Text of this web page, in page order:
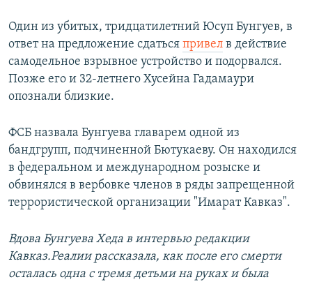
Один из убитых, тридцатилетний Юсуп Бунгуев, в
ответ на предложение сдаться привел в действие
самодельное взрывное устройство и подорвался.
Позже его и 32-летнего Хусейна Гадамаури
опознали близкие.
ФСБ назвала Бунгуева главарем одной из
бандгрупп, подчиненной Бютукаеву. Он находился
в федеральном и международном розыске и
обвинялся в вербовке членов в ряды запрещенной
террористической организации "Имарат Кавказ".
Вдова Бунгуева Хеда в интервью редакции
Кавказ.Реалии рассказала, как после его смерти
осталась одна с тремя детьми на руках и была